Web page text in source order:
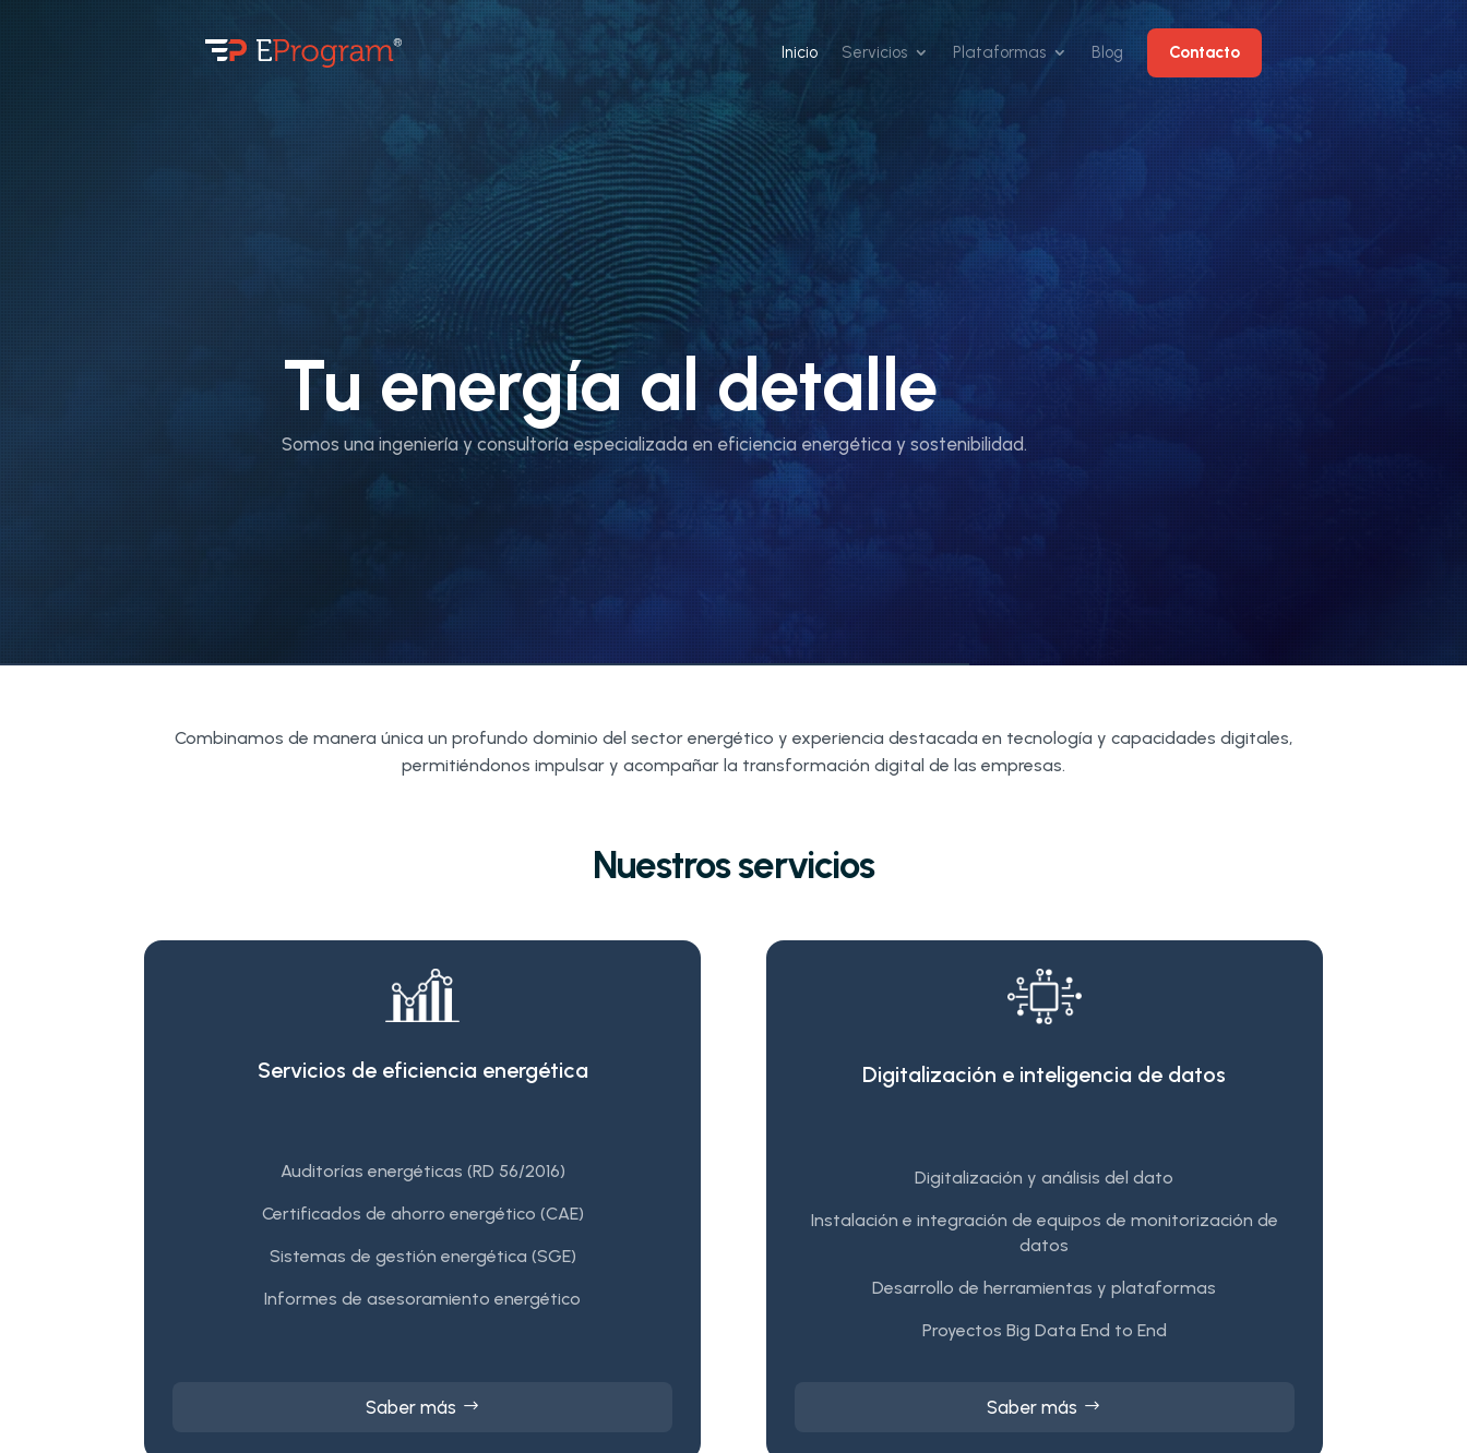
Inicio Servicios Plataformas Blog Contacto
Tu energía al detalle
Somos una ingeniería y consultoría especializada en eficiencia energética y sostenibilidad.
Combinamos de manera única un profundo dominio del sector energético y experiencia destacada en tecnología y capacidades digitales,
permitiéndonos impulsar y acompañar la transformación digital de las empresas.
Nuestros servicios
Servicios de eficiencia energética
Auditorías energéticas (RD 56/2016)
Certificados de ahorro energético (CAE)
Sistemas de gestión energética (SGE)
Informes de asesoramiento energético
Saber más
Digitalización e inteligencia de datos
Digitalización y análisis del dato
Instalación e integración de equipos de monitorización de
datos
Desarrollo de herramientas y plataformas
Proyectos Big Data End to End
Saber más